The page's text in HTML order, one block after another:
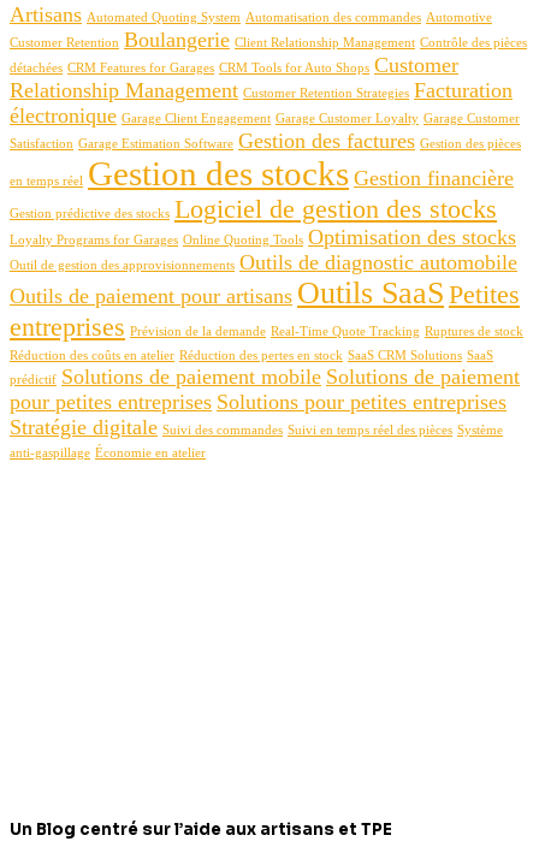
Artisans Automated Quoting System Automatisation des commandes Automotive
Customer Retention Boulangerie Client Relationship Management Contrôle des pièces
détachées CRM Features for Garages CRM Tools for Auto Shops Customer
Relationship Management Customer Retention Strategies Facturation
électronique Garage Client Engagement Garage Customer Loyalty Garage Customer
Satisfaction Garage Estimation Software Gestion des factures Gestion des pièces
en temps réel Gestion des stocks Gestion financière
Gestion prédictive des stocks Logiciel de gestion des stocks
Loyalty Programs for Garages Online Quoting Tools Optimisation des stocks
Outil de gestion des approvisionnements Outils de diagnostic automobile
Outils de paiement pour artisans Outils SaaS Petites
entreprises Prévision de la demande Real-Time Quote Tracking Ruptures de stock
Réduction des coûts en atelier Réduction des pertes en stock SaaS CRM Solutions SaaS
prédictif Solutions de paiement mobile Solutions de paiement
pour petites entreprises Solutions pour petites entreprises
Stratégie digitale Suivi des commandes Suivi en temps réel des pièces Système
anti-gaspillage Économie en atelier
Un Blog centré sur l’aide aux artisans et TPE